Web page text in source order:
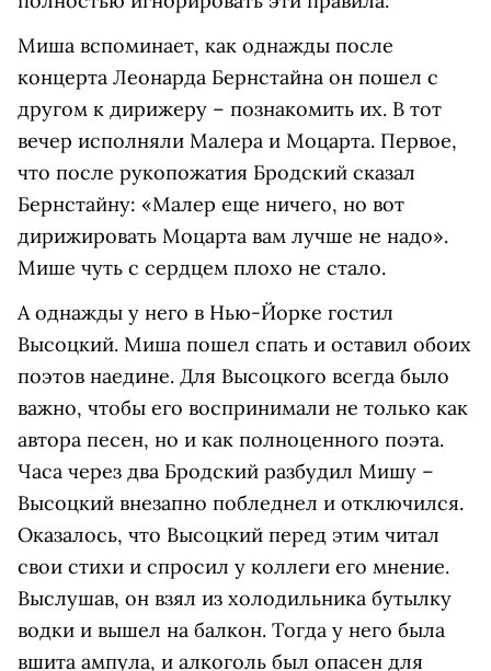
Миша вспоминает, как однажды после
концерта Леонарда Бернстайна он пошел с
другом к дирижеру – познакомить их. В тот
вечер исполняли Малера и Моцарта. Первое,
что после рукопожатия Бродский сказал
Бернстайну: «Малер еще ничего, но вот
дирижировать Моцарта вам лучше не надо».
Мише чуть с сердцем плохо не стало.
А однажды у него в Нью-Йорке гостил
Высоцкий. Миша пошел спать и оставил обоих
поэтов наедине. Для Высоцкого всегда было
важно, чтобы его воспринимали не только как
автора песен, но и как полноценного поэта.
Часа через два Бродский разбудил Мишу –
Высоцкий внезапно побледнел и отключился.
Оказалось, что Высоцкий перед этим читал
свои стихи и спросил у коллеги его мнение.
Выслушав, он взял из холодильника бутылку
водки и вышел на балкон. Тогда у него была
вшита ампула, и алкоголь был опасен для